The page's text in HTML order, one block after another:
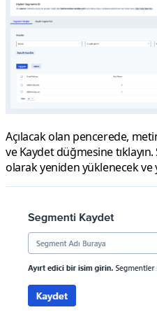
Açılacak olan pencerede,
veKaydetdüğmesine
olarak yeniden yüklenecek